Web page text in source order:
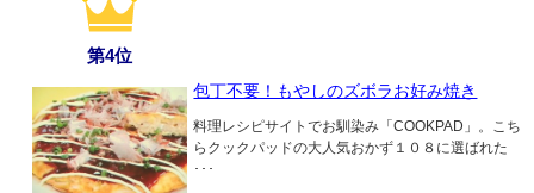
第4位
包丁不要！もやしのズボラお好み焼き
料理レシピサイトでお馴染み「COOKPAD」。こち
らクックパッドの大人気おかず１０８に選ばれた
･･･